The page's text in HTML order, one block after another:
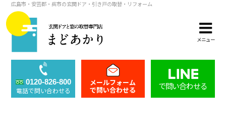
広島市・安芸郡・呉市の玄関ドア・引き戸の取替・リフォーム
メニュー
0120-826-800
電話で問い合わせる
メールフォーム
で問い合わせる で問い合わせる